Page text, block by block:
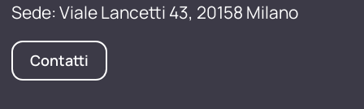
Sede: Viale Lancetti 43, 20158 Milano
Contatti